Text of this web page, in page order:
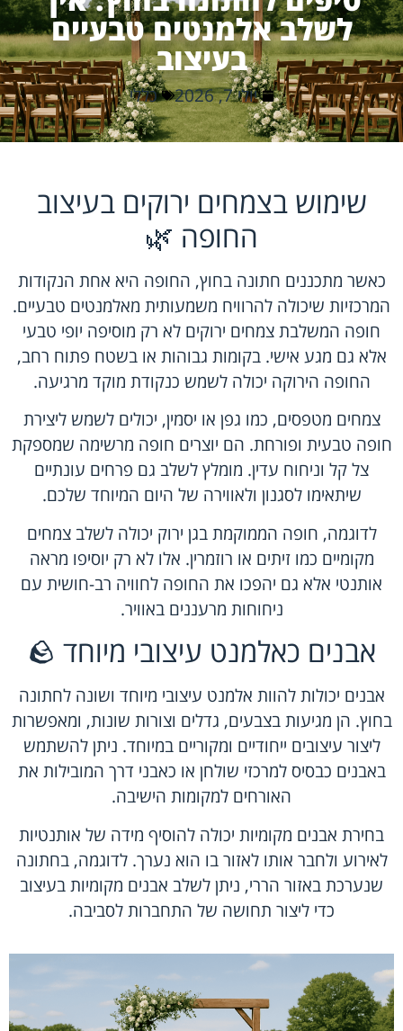
לשלב אלמנטים טבעיים
בעיצוב
יולי 7, 2026 כללי
שימוש בצמחים ירוקים בעיצוב
החופה 🌿
כאשר מתכננים חתונה בחוץ, החופה היא אחת הנקודות
המרכזיות שיכולה להרוויח משמעותית מאלמנטים טבעיים.
חופה המשלבת צמחים ירוקים לא רק מוסיפה יופי טבעי
אלא גם מגע אישי. בקומות גבוהות או בשטח פתוח רחב,
החופה הירוקה יכולה לשמש כנקודת מוקד מרגיעה.
צמחים מטפסים, כמו גפן או יסמין, יכולים לשמש ליצירת
חופה טבעית ופורחת. הם יוצרים חופה מרשימה שמספקת
צל קל וניחוח עדין. מומלץ לשלב גם פרחים עונתיים
שיתאימו לסגנון ולאווירה של היום המיוחד שלכם.
לדוגמה, חופה הממוקמת בגן ירוק יכולה לשלב צמחים
מקומיים כמו זיתים או רוזמרין. אלו לא רק יוסיפו מראה
אותנטי אלא גם יהפכו את החופה לחוויה רב-חושית עם
ניחוחות מרעננים באוויר.
אבנים כאלמנט עיצובי מיוחד 🪨
אבנים יכולות להוות אלמנט עיצובי מיוחד ושונה לחתונה
בחוץ. הן מגיעות בצבעים, גדלים וצורות שונות, ומאפשרות
ליצור עיצובים ייחודיים ומקוריים במיוחד. ניתן להשתמש
באבנים כבסיס למרכזי שולחן או כאבני דרך המובילות את
האורחים למקומות הישיבה.
בחירת אבנים מקומיות יכולה להוסיף מידה של אותנטיות
לאירוע ולחבר אותו לאזור בו הוא נערך. לדוגמה, בחתונה
שנערכת באזור הררי, ניתן לשלב אבנים מקומיות בעיצוב
כדי ליצור תחושה של התחברות לסביבה.